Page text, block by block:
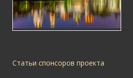
Статьи спонсоров проекта